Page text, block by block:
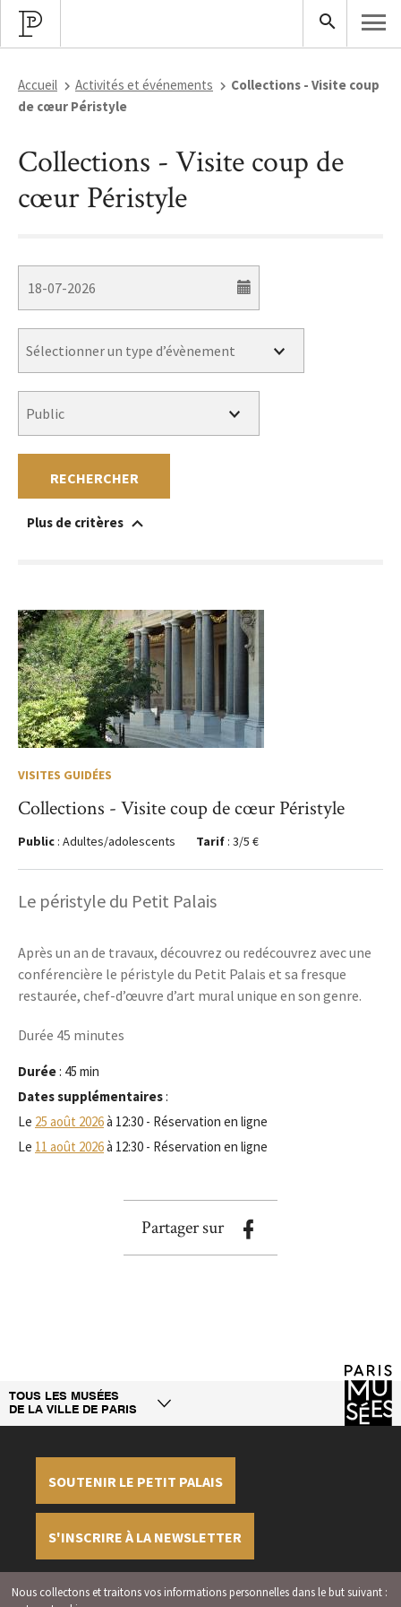
Nous collectons et traitons vos informations personnelles dans le but suivant :
Accueil Activités et événements
Collections - Visite coup
de cœur Péristyle
Collections - Visite coup de
cœur Péristyle
RECHERCHER
Plus de critères
VISITES GUIDÉES
Collections - Visite coup de cœur Péristyle
Public : Adultes/adolescents Tarif : 3/5 €
Le péristyle du Petit Palais
Après un an de travaux, découvrez ou redécouvrez avec une
conférencière le péristyle du Petit Palais et sa fresque
restaurée, chef-d’œuvre d’art mural unique en son genre.
Durée 45 minutes
Durée : 45 min
Dates supplémentaires :
Le 25 août 2026à 12:30 - Réservation en ligne
Le 11 août 2026à 12:30 - Réservation en ligne
Partager sur
TOUS LES MUSÉES
DE LA VILLE DE PARIS
SOUTENIR LE PETIT PALAIS
S'INSCRIRE À LA NEWSLETTER
Mentions légales Crédits Gérer les cookies